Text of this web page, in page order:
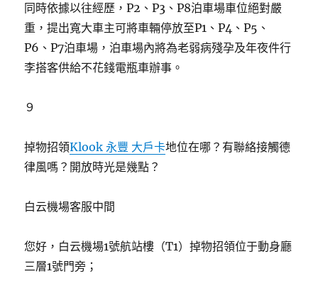
同時依據以往經歷，P2、P3、P8泊車場車位絕對嚴
重，提出寬大車主可將車輛停放至P1、P4、P5、
P6、P7泊車場，泊車場內將為老弱病殘孕及年夜件行
李搭客供給不花錢電瓶車辦事。
９
掉物招領Klook 永豐 大戶卡地位在哪？有聯絡接觸德
律風嗎？開放時光是幾點？
白云機場客服中間
您好，白云機場1號航站樓（T1）掉物招領位于動身廳
三層1號門旁；